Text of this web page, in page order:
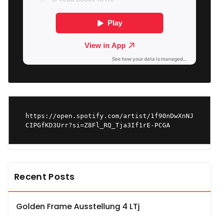
https://open.spotify.com/artist/1f90nDwXnNJ
CIPGfKD3Urr?si=Z8Fl_RQ_Tja3If1rE-PCGA
Recent Posts
Golden Frame Ausstellung 4 LTj